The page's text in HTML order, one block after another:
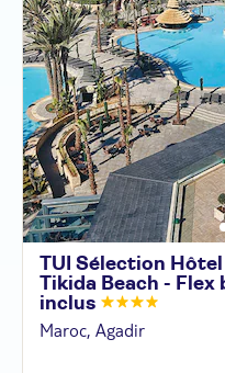
TUI Sélection Hôtel
Tikida Beach - Flex
inclus
Maroc, Agadir